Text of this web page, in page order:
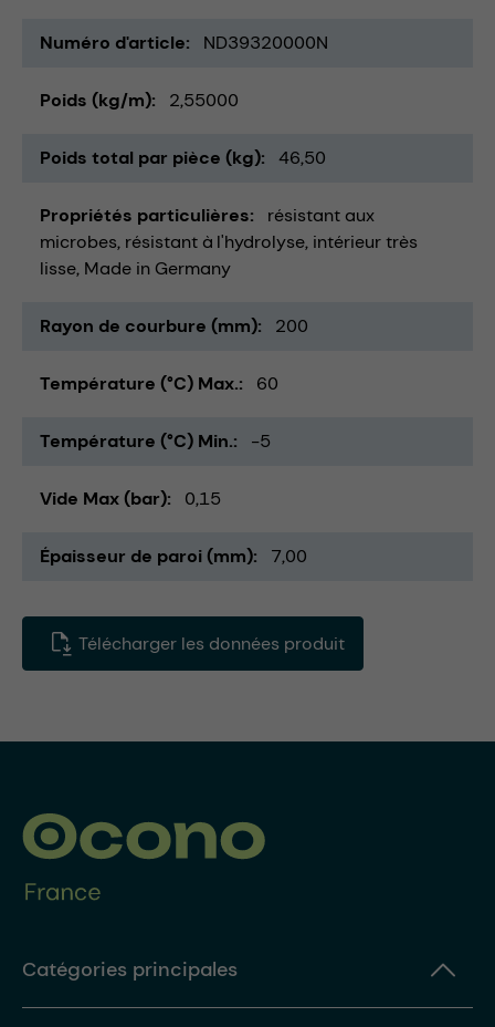
Numéro d'article ND39320000N
Poids (kg/m) 2,55000
Poids total par pièce (kg) 46,50
Propriétés particulières
résistant aux
microbes résistant à l'hydrolyse intérieur très
lisse Made in Germany
Rayon de courbure (mm) 200
Température (°C) Max. 60
Température (°C) Min. -5
Vide Max (bar) 0,15
Épaisseur de paroi (mm) 7,00
Télécharger les données produit
Catégories principales